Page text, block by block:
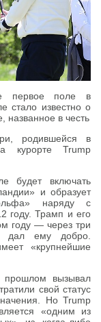
первое поле в
стало известно о
названное в честь
родившейся в
курорте Trump
будет включать
и образует
наряду с
году. Трамп и его
году — через три
дал ему добро.
«крупнейшие
прошлом вызывал
свой статус
Но Trump
«одним из